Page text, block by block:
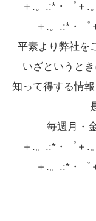
＋.。.:*・゜＋.
＋.。.:*・゜
平素より弊社を
いざというと
知って得する情
毎週月・
＋.。.:*・゜＋.
＋.。.:*・゜